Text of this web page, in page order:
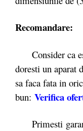
Recomandare:
Consider ca
doresti un aparat
sa faca fata in
bun: Verifica
Primesti